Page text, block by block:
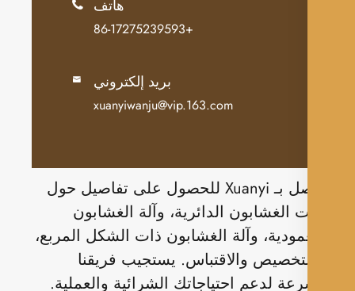

 بريد إلكتروني
xuanyiwanju@vip.163.com
اتصل بـ Xuanyi للحصول على تفاصيل حول
الغشابون الدائرية، وآلة الغشابون
وآلة الغشابون ذات الشكل المربع،
والاقتباس. يستجيب فريقنا
لدعم احتياجاتك الشرائية والعملية.